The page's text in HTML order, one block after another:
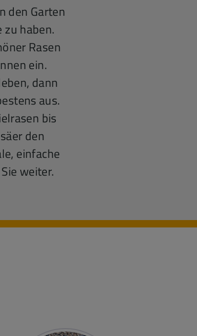
den Garten
haben.
Rasen
ein.
dann
aus.
bis
den
einfache
weiter.